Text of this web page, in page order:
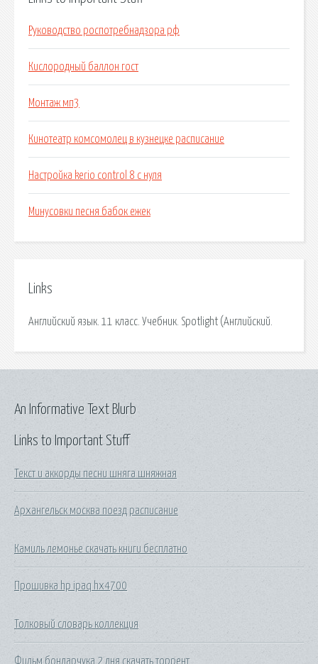
Руководство роспотребнадзора рф
Кислородный баллон гост
Монтаж мп3
Кинотеатр комсомолец в кузнецке расписание
Настройка kerio control 8 с нуля
Минусовки песня бабок ежек
Links
Английский язык. 11 класс. Учебник. Spotlight (Английский.
Links to Important Stuff
Текст и аккорды песни шняга шняжная
Архангельск москва поезд расписание
Камиль лемонье скачать книги бесплатно
Прошивка hp ipaq hx4700
Толковый словарь коллекция
Фильм бондарчука 2 дня скачать торрент
An Informative Text Blurb